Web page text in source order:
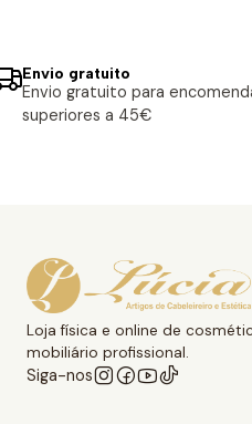
Envio gratuito
Envio gratuito para
superiores a 45€
Loja física e online de
mobiliário profissional.
Siga-nos